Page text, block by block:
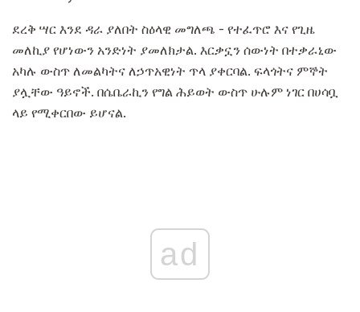
ደረቅ ሣር እንደ ዳራ ያለበት ስዕላዊ መግለጫ - የተፈጥሮ እና የጊዜ
መለኪያ የሆነውን አንድነት ያመለክታል. እርቃኗን ሰውነት በተቃራኒው
አካሉ ውስጥ ለመልካትና ለኃጥአዊነት ጥላ ያቀርባል. ፍላጎትና ምኞት
ያሏቸው ዓይኖች. በሴቤራኪን የግል ሕይወት ውስጥ ሁሉም ነገር በሀሳቧ
ላይ የሚቀርበው ይሆናል.
ad